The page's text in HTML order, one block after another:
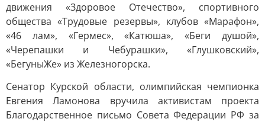
движения «Здоровое Отечество», спортивного
общества «Трудовые резервы», клубов «Марафон»,
«46 лам», «Гермес», «Катюша», «Беги душой»,
«Черепашки и Чебурашки», «Глушковский»,
«БегуныЖе» из Железногорска.
Сенатор Курской области, олимпийская чемпионка
Евгения Ламонова вручила активистам проекта
Благодарственное письмо Совета Федерации РФ за